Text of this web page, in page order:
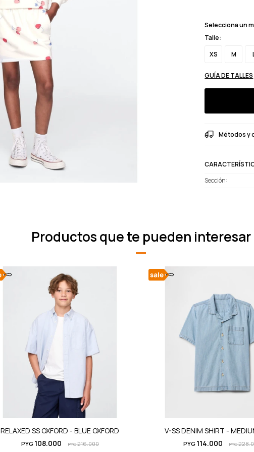
Selecciona un
Talle:
XS
M
GUÍA DE TALLES
Métodos y
Sección
Productos que te pueden interesar
RELAXED SS OXFORD - BLUE OXFORD
PYG 108.000 PYG216.000
V-SS DENIM SHIRT -
PYG 114.000 PYG